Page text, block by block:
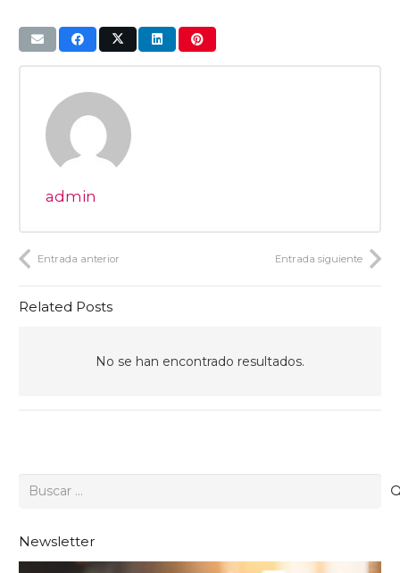
admin
Entrada anterior Entrada siguiente
Related Posts
No se han encontrado resultados.
Buscar:
Newsletter